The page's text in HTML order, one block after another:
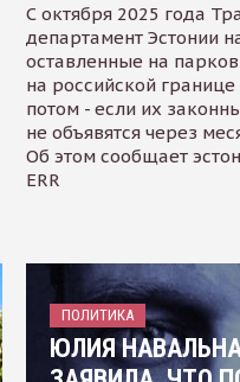
С октября 2025 года
департамент Эстонии
оставленные на
на российской
потом - если их
не объявятся через
Об этом сообщает
ERR
ПОЛИТИКА
ЮЛИЯ